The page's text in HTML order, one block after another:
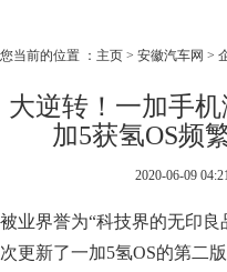
您当前的位置 ： 主页 > 安徽汽车网 >
大逆转！一加手
加5获氢OS频
2020-06-09
被业界誉为“科技界的无印
次更新了一加5氢OS的第二